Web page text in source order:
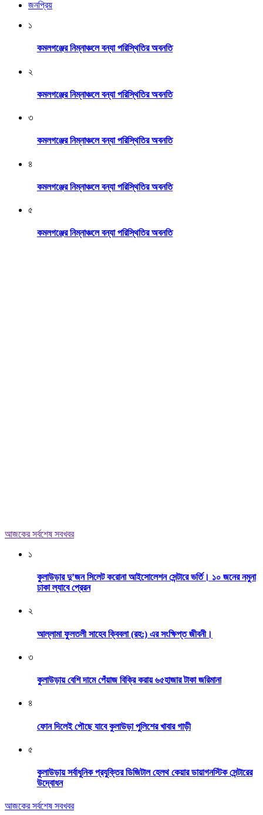
জনপ্রিয়
১
কমলগঞ্জের নিম্নাঞ্চলে বন্যা পরিস্থিতির অবনতি
২
কমলগঞ্জের নিম্নাঞ্চলে বন্যা পরিস্থিতির অবনতি
৩
কমলগঞ্জের নিম্নাঞ্চলে বন্যা পরিস্থিতির অবনতি
৪
কমলগঞ্জের নিম্নাঞ্চলে বন্যা পরিস্থিতির অবনতি
৫
কমলগঞ্জের নিম্নাঞ্চলে বন্যা পরিস্থিতির অবনতি
আজকের সর্বশেষ সবখবর
১
কুলাউড়ার দু’জন সিলেট করোনা আইসোলেশন সেন্টারে ভর্তি। ১০ জনের নমুনা
ঢাকা ল্যাবে প্রেরন
২
আল্লামা ফুলতলী সাহেব ক্বিবলা (রহ:) এর সংক্ষিপ্ত জীবনী।
৩
কুলাউড়ায় বেশি দামে পেঁয়াজ বিক্রি করায় ৬৫হাজার টাকা জরিমানা
৪
ফোন দিলেই পৌছে যাবে কুলাউড়া পুলিশের খাবার গাড়ী
৫
কুলাউড়ায় সর্বাধুনিক প্রযুক্তির ডিজিটাল হেলথ কেয়ার ডায়াগনস্টিক সেন্টারের
উদ্বোধন
আজকের সর্বশেষ সবখবর